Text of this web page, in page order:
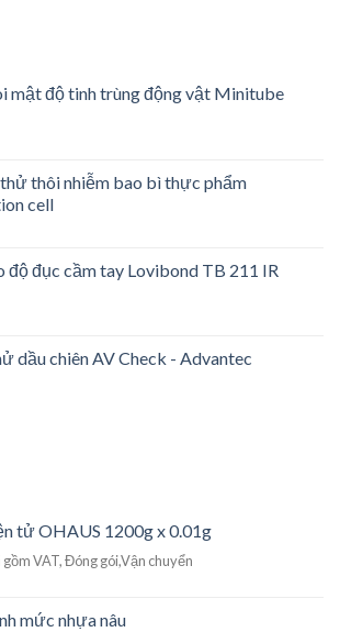
mật độ tinh trùng động vật Minitube
thôi nhiễm bao bì thực phẩm
cell
độ đục cầm tay Lovibond TB 211 IR
dầu chiên AV Check - Advantec
tử OHAUS 1200g x 0.01g
VAT, Đóng gói,Vận chuyển
mức nhựa nâu